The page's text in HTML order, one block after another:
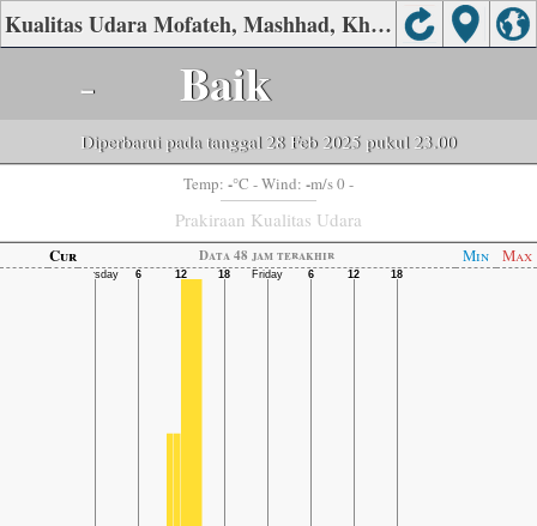
Kualitas Udara Mofateh, Mashhad, Khorasan Razavi
- Baik
Diperbarui pada tanggal 28 Feb 2025 pukul 23.00
Temp: -°C - Wind: -m/s 0 -
Prakiraan Kualitas Udara
Cur Data 48 jam terakhir Min Max